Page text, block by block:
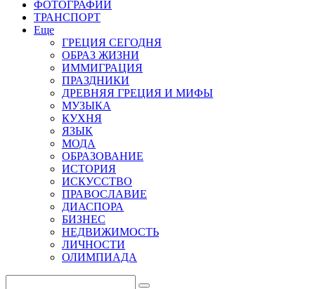
ФОТОГРАФИИ
ТРАНСПОРТ
Еще
ГРЕЦИЯ СЕГОДНЯ
ОБРАЗ ЖИЗНИ
ИММИГРАЦИЯ
ПРАЗДНИКИ
ДРЕВНЯЯ ГРЕЦИЯ И МИФЫ
МУЗЫКА
КУХНЯ
ЯЗЫК
МОДА
ОБРАЗОВАНИЕ
ИСТОРИЯ
ИСКУССТВО
ПРАВОСЛАВИЕ
ДИАСПОРА
БИЗНЕС
НЕДВИЖИМОСТЬ
ЛИЧНОСТИ
ОЛИМПИАДА